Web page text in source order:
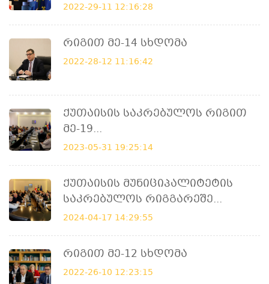
2022-29-11 12:16:28
Რიგით Მე-14 Სხდომა
2022-28-12 11:16:42
Ქუთაისის Საკრებულოს Რიგით
Მე-19...
2023-05-31 19:25:14
Ქუთაისის Მუნიციპალიტეტის
Საკრებულოს Რიგგარეშე...
2024-04-17 14:29:55
Რიგით Მე-12 Სხდომა
2022-26-10 12:23:15